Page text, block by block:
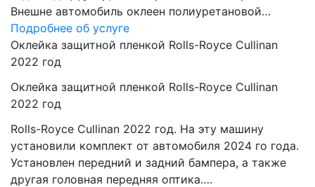
Внешне автомобиль оклеен полиуретановой…
Подробнее об услуге
Оклейка защитной пленкой Rolls-Royce Cullinan
2022 год
Оклейка защитной пленкой Rolls-Royce Cullinan
2022 год
Rolls-Royce Cullinan 2022 год. На эту машину
установили комплект от автомобиля 2024 го года.
Установлен передний и задний бампера, а также
другая головная передняя оптика….